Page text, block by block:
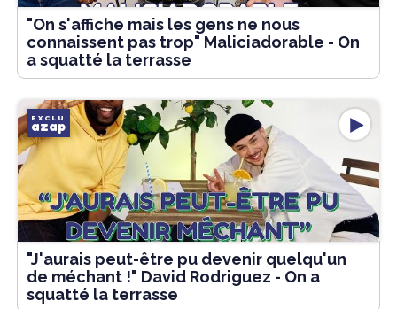
"On s'affiche mais les gens ne nous
connaissent pas trop" Maliciadorable - On
a squatté la terrasse
EXCLU
azap
"J'aurais peut-être pu devenir quelqu'un
de méchant !" David Rodriguez - On a
squatté la terrasse